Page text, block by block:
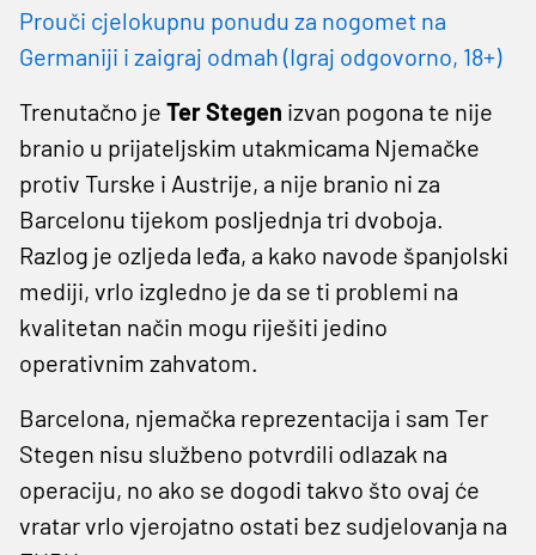
Prouči cjelokupnu ponudu za nogomet na
Germaniji i zaigraj odmah (Igraj odgovorno, 18+)
Trenutačno je Ter Stegen izvan pogona te nije
branio u prijateljskim utakmicama Njemačke
protiv Turske i Austrije, a nije branio ni za
Barcelonu tijekom posljednja tri dvoboja.
Razlog je ozljeda leđa, a kako navode španjolski
mediji, vrlo izgledno je da se ti problemi na
kvalitetan način mogu riješiti jedino
operativnim zahvatom.
Barcelona, njemačka reprezentacija i sam Ter
Stegen nisu službeno potvrdili odlazak na
operaciju, no ako se dogodi takvo što ovaj će
vratar vrlo vjerojatno ostati bez sudjelovanja na